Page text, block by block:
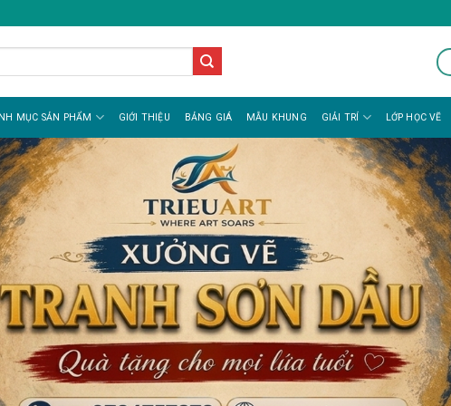
MỤC SẢN PHẨM GIỚI THIỆU BẢNG GIÁ MẪU KHUNG GIẢI TRÍ LỚP HỌC VẼ